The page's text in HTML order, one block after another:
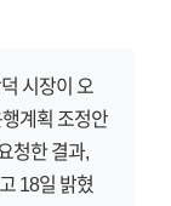
시장이 오
계획 조정안
청한 결과,
18일 밝혔